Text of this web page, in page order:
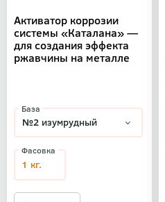
Активатор коррозии
системы «Каталана» —
для создания эффекта
ржавчины на металле
База
Фасовка
1 кг.